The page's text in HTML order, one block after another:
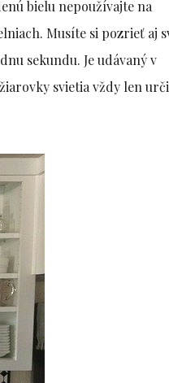
bielu nepoužívajte na
Musíte si pozrieť aj
sekundu. Je udávaný v
svietia vždy len